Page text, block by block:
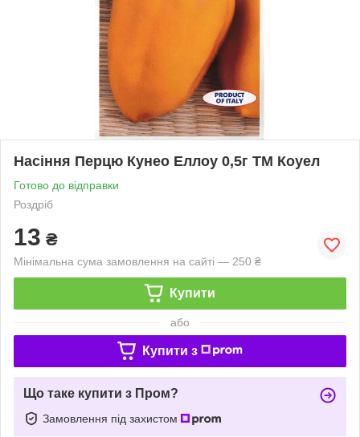
Насіння Перцю Кунео Еллоу 0,5г ТМ Коуел
Готово до відправки
Роздріб
13 ₴
Мінімальна сума замовлення на сайті — 250 ₴
Купити
або
Купити з
Що таке купити з Пром?
Замовлення під захистом